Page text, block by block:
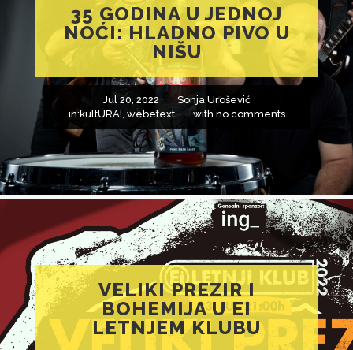
35 GODINA U JEDNOJ
NOĆI: HLADNO PIVO U
NIŠU
Jul 20, 2022
Sonja Urošević
in:kultURA! webetext with no comments
VELIKI PREZIR I
BOHEMIJA U EI
LETNJEM KLUBU